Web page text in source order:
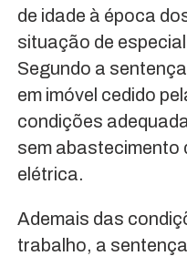
de idade à época
situação de
Segundo a
em imóvel cedido
condições
sem abastecimento
elétrica.
Ademais das
trabalho, a